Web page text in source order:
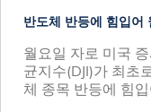
반도체 반등에 힘입
월요일 자로 미국
균지수(DJI)가 최초
체 종목 반등에 힘